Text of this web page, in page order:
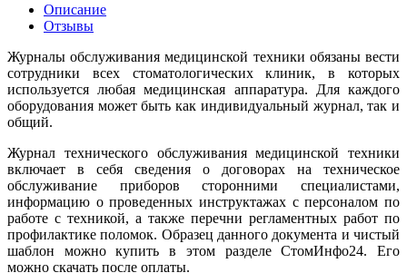
Описание
Отзывы
Журналы обслуживания медицинской техники обязаны вести
сотрудники всех стоматологических клиник, в которых
используется любая медицинская аппаратура. Для каждого
оборудования может быть как индивидуальный журнал, так и
общий.
Журнал технического обслуживания медицинской техники
включает в себя сведения о договорах на техническое
обслуживание приборов сторонними специалистами,
информацию о проведенных инструктажах с персоналом по
работе с техникой, а также перечни регламентных работ по
профилактике поломок. Образец данного документа и чистый
шаблон можно купить в этом разделе СтомИнфо24. Его
можно скачать после оплаты.